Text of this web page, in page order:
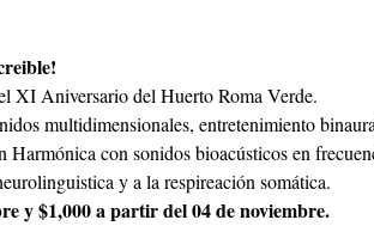
XI Aniversario del Huerto Roma Verde.
multidimensionales, entretenimiento
con sonidos bioacústicos en
y a la respireación somática.
y $1,000 a partir del 04 de noviembre.